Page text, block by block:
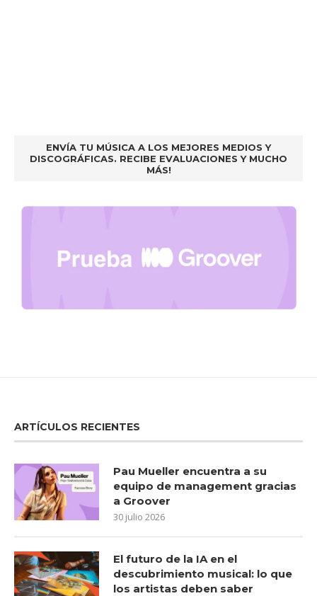
ENVÍA TU MÚSICA A LOS MEJORES MEDIOS Y
DISCOGRÁFICAS. RECIBE EVALUACIONES Y MUCHO
MÁS!
ARTÍCULOS RECIENTES
Pau Mueller encuentra a su
equipo de management gracias
a Groover
30 julio 2026
El futuro de la IA en el
descubrimiento musical: lo que
los artistas deben saber